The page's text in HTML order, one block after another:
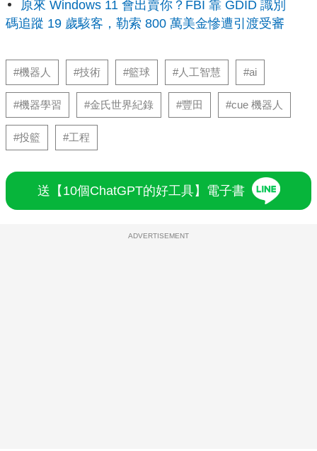
原來 Windows 11 會出賣你？FBI 靠 GDID 識別
碼追蹤 19 歲駭客，勒索 800 萬美金慘遭引渡受審
#機器人 #技術 #籃球 #人工智慧 #ai
#機器學習 #金氏世界紀錄 #豐田 #cue 機器人
#投籃 #工程
送【10個ChatGPT的好工具】電子書
ADVERTISEMENT